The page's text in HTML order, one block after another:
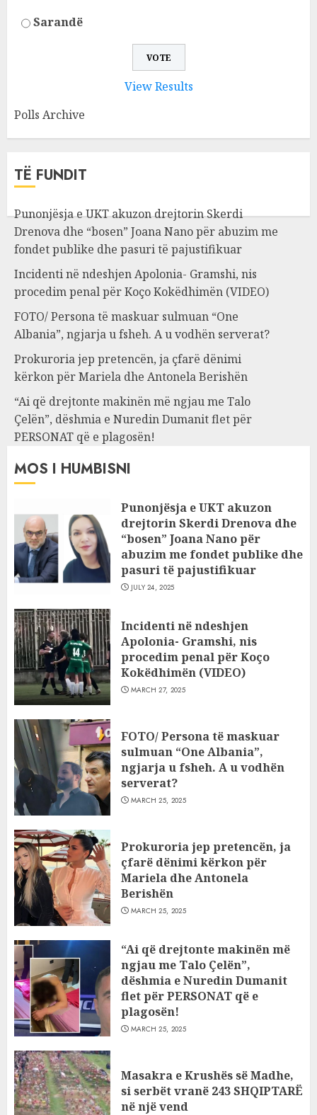
Sarandë
View Results
Polls Archive
TË FUNDIT
Punonjësja e UKT akuzon drejtorin Skerdi
Drenova dhe “bosen” Joana Nano për abuzim me
fondet publike dhe pasuri të pajustifikuar
Incidenti në ndeshjen Apolonia- Gramshi, nis
procedim penal për Koço Kokëdhimën (VIDEO)
FOTO/ Persona të maskuar sulmuan “One
Albania”, ngjarja u fsheh. A u vodhën serverat?
Prokuroria jep pretencën, ja çfarë dënimi
kërkon për Mariela dhe Antonela Berishën
“Ai që drejtonte makinën më ngjau me Talo
Çelën”, dëshmia e Nuredin Dumanit flet për
PERSONAT që e plagosën!
MOS I HUMBISNI
Punonjësja e UKT akuzon
drejtorin Skerdi Drenova dhe
“bosen” Joana Nano për
abuzim me fondet publike dhe
pasuri të pajustifikuar
JULY 24, 2025
Incidenti në ndeshjen
Apolonia- Gramshi, nis
procedim penal për Koço
Kokëdhimën (VIDEO)
MARCH 27, 2025
FOTO/ Persona të maskuar
sulmuan “One Albania”,
ngjarja u fsheh. A u vodhën
serverat?
MARCH 25, 2025
Prokuroria jep pretencën, ja
çfarë dënimi kërkon për
Mariela dhe Antonela
Berishën
MARCH 25, 2025
“Ai që drejtonte makinën më
ngjau me Talo Çelën”,
dëshmia e Nuredin Dumanit
flet për PERSONAT që e
plagosën!
MARCH 25, 2025
Masakra e Krushës së Madhe,
si serbët vranë 243 SHQIPTARË
në një vend